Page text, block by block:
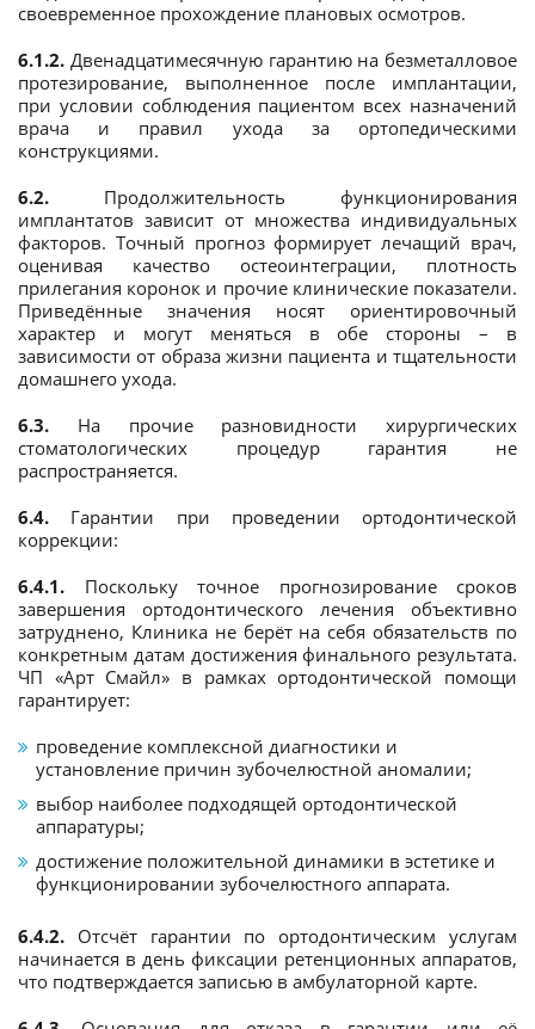
своевременное прохождение плановых осмотров.
6.1.2. Двенадцатимесячную гарантию на безметалловое
протезирование, выполненное после имплантации,
при условии соблюдения пациентом всех назначений
врача и правил ухода за ортопедическими
конструкциями.
6.2. Продолжительность функционирования
имплантатов зависит от множества индивидуальных
факторов. Точный прогноз формирует лечащий врач,
оценивая качество остеоинтеграции, плотность
прилегания коронок и прочие клинические показатели.
Приведённые значения носят ориентировочный
характер и могут меняться в обе стороны – в
зависимости от образа жизни пациента и тщательности
домашнего ухода.
6.3. На прочие разновидности хирургических
стоматологических процедур гарантия не
распространяется.
6.4. Гарантии при проведении ортодонтической
коррекции:
6.4.1. Поскольку точное прогнозирование сроков
завершения ортодонтического лечения объективно
затруднено, Клиника не берёт на себя обязательств по
конкретным датам достижения финального результата.
ЧП «Арт Смайл» в рамках ортодонтической помощи
гарантирует:
проведение комплексной диагностики и
установление причин зубочелюстной аномалии;
выбор наиболее подходящей ортодонтической
аппаратуры;
достижение положительной динамики в эстетике и
функционировании зубочелюстного аппарата.
6.4.2. Отсчёт гарантии по ортодонтическим услугам
начинается в день фиксации ретенционных аппаратов,
что подтверждается записью в амбулаторной карте.